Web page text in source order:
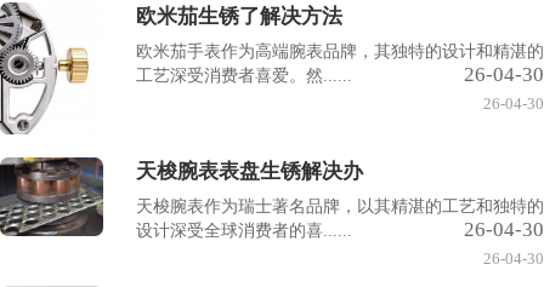
欧米茄生锈了解决方法
欧米茄手表作为高端腕表品牌，其独特的设计和精湛的
工艺深受消费者喜爱。然......
26-04-30
26-04-30
天梭腕表表盘生锈解决办
天梭腕表作为瑞士著名品牌，以其精湛的工艺和独特的
设计深受全球消费者的喜......
26-04-30
26-04-30